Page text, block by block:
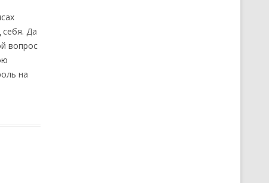
себя. Да
вопрос
на